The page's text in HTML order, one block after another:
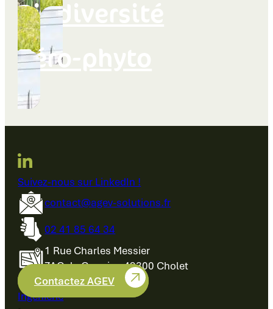
Biodiversité
Zéro-phyto
Suivez-nous sur LinkedIn !
contact@agev-solutions.fr
02 41 85 64 34
1 Rue Charles Messier
ZAC du Cormier, 49300 Cholet
Contactez AGEV
Ingénierie